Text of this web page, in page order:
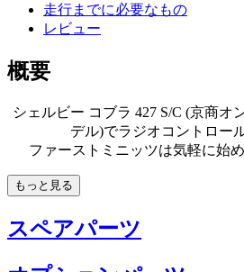
走行までに必要なもの
レビュー
概要
シェルビー コブラ 427 S/C (京商オ
デル)でラジオコントロー
ファーストミニッツは気軽に始
もっと見る
スペアパーツ